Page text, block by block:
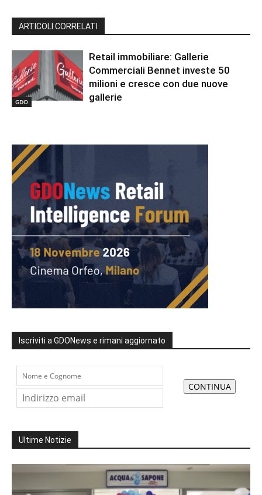
ARTICOLI CORRELATI
GDO
Retail immobiliare: Gallerie
Commerciali Bennet investe 50
milioni e cresce con due nuove
gallerie
Iscriviti a GDONews e rimani aggiornato
Ultime Notizie